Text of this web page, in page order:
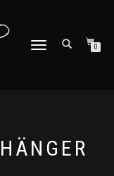
NAVIGATION
0